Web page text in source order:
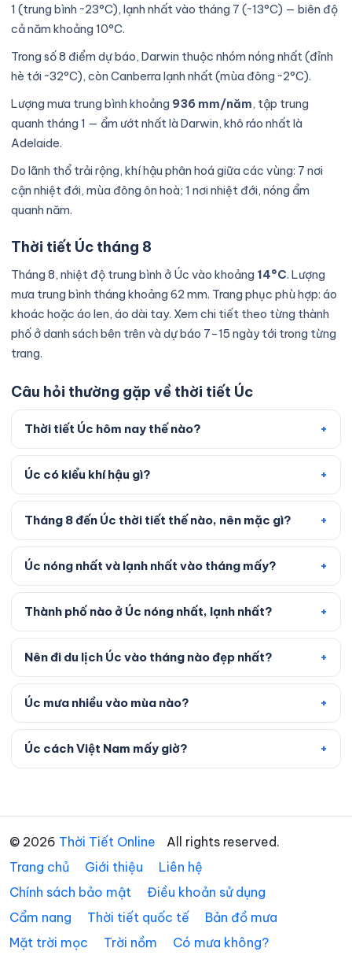
1 (trung bình ~23°C), lạnh nhất vào tháng 7 (~13°C) — biên độ
cả năm khoảng 10°C.
Trong số 8 điểm dự báo, Darwin thuộc nhóm nóng nhất (đỉnh
hè tới ~32°C), còn Canberra lạnh nhất (mùa đông ~2°C).
Lượng mưa trung bình khoảng 936 mm/năm, tập trung
quanh tháng 1 — ẩm ướt nhất là Darwin, khô ráo nhất là
Adelaide.
Do lãnh thổ trải rộng, khí hậu phân hoá giữa các vùng: 7 nơi
cận nhiệt đới, mùa đông ôn hoà; 1 nơi nhiệt đới, nóng ẩm
quanh năm.
Thời tiết Úc tháng 8
Tháng 8, nhiệt độ trung bình ở Úc vào khoảng 14°C. Lượng
mưa trung bình tháng khoảng 62 mm. Trang phục phù hợp: áo
khoác hoặc áo len, áo dài tay. Xem chi tiết theo từng thành
phố ở danh sách bên trên và dự báo 7–15 ngày tới trong từng
trang.
Câu hỏi thường gặp về thời tiết Úc
Thời tiết Úc hôm nay thế nào?
Úc có kiểu khí hậu gì?
Tháng 8 đến Úc thời tiết thế nào, nên mặc gì?
Úc nóng nhất và lạnh nhất vào tháng mấy?
Thành phố nào ở Úc nóng nhất, lạnh nhất?
Nên đi du lịch Úc vào tháng nào đẹp nhất?
Úc mưa nhiều vào mùa nào?
Úc cách Việt Nam mấy giờ?
© 2026 Thời Tiết Online
All rights reserved.
Trang chủ
Giới thiệu
Liên hệ
Chính sách bảo mật
Điều khoản sử dụng
Cẩm nang
Thời tiết quốc tế
Bản đồ mưa
Mặt trời mọc
Trời nồm Có mưa không?